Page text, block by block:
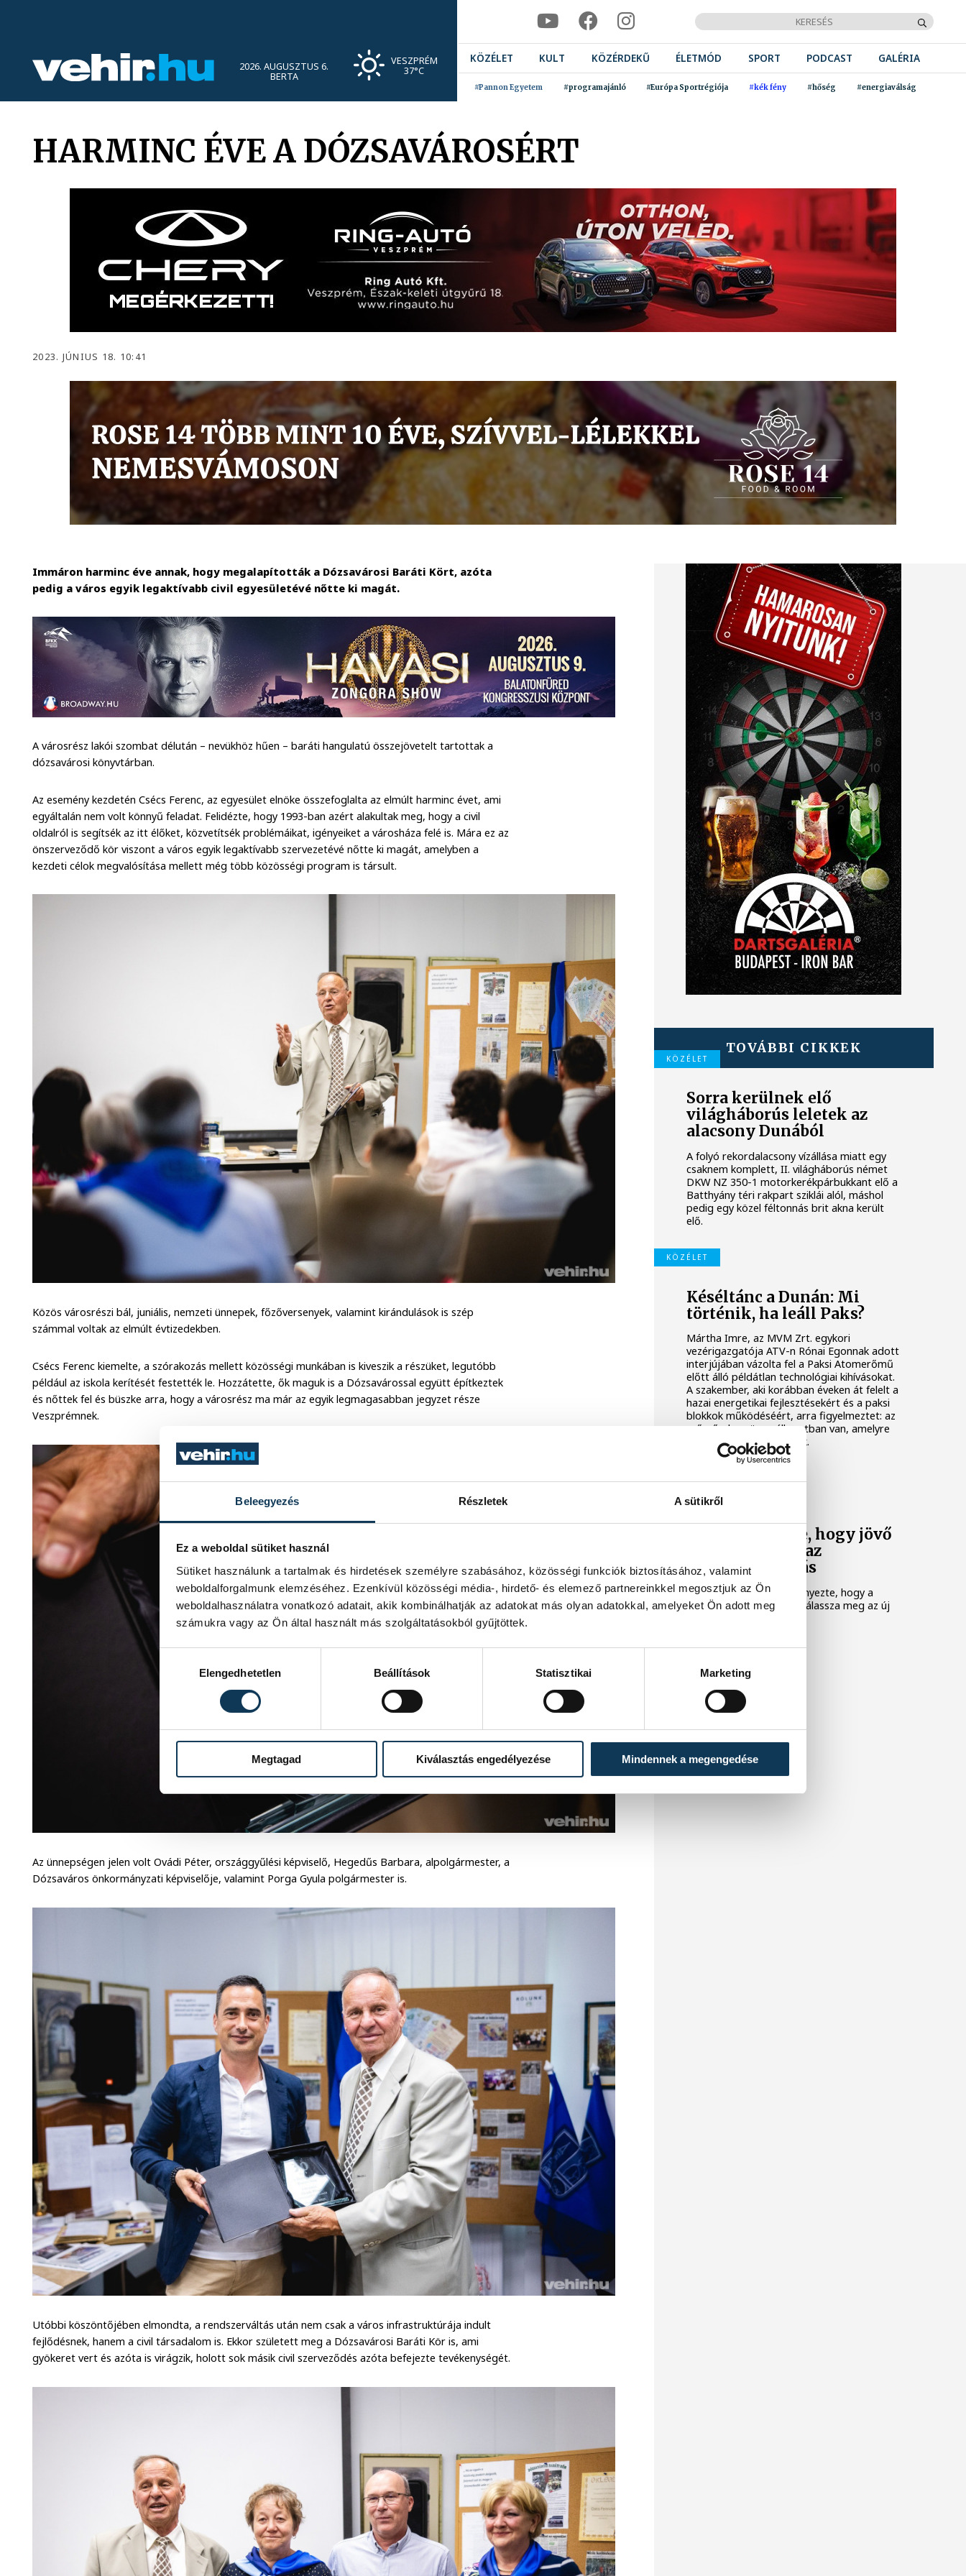
Beleegyezés Részletek A sütikről
Ez a weboldal sütiket használ
Sütiket használunk a tartalmak és hirdetések személyre szabásához, közösségi funkciók biztosításához, valamint
weboldalforgalmunk elemzéséhez. Ezenkívül közösségi média-, hirdető- és elemező partnereinkkel megosztjuk az Ön
weboldalhasználatra vonatkozó adatait, akik kombinálhatják az adatokat más olyan adatokkal, amelyeket Ön adott meg
számukra vagy az Ön által használt más szolgáltatásokból gyűjtöttek.
Elengedhetetlen
Beállítások Statisztikai Marketing
Megtagad Kiválasztás engedélyezése Mindennek a megengedése
2026. AUGUSZTUS 6.
BERTA
VESZPRÉM
37°C
KÖZÉLET KULT KÖZÉRDEKŰ ÉLETMÓD SPORT PODCAST GALÉRIA
#Pannon Egyetem #programajánló #Európa Sportrégiója #kék fény #hőség #energiaválság
HARMINC ÉVE A DÓZSAVÁROSÉRT
2023. JÚNIUS 18. 10:41
Immáron harminc éve annak, hogy megalapították a Dózsavárosi Baráti Kört, azóta
pedig a város egyik legaktívabb civil egyesületévé nőtte ki magát.
A városrész lakói szombat délután – nevükhöz hűen – baráti hangulatú összejövetelt tartottak a
dózsavárosi könyvtárban.
Az esemény kezdetén Csécs Ferenc, az egyesület elnöke összefoglalta az elmúlt harminc évet, ami
egyáltalán nem volt könnyű feladat. Felidézte, hogy 1993-ban azért alakultak meg, hogy a civil
oldalról is segítsék az itt élőket, közvetítsék problémáikat, igényeiket a városháza felé is. Mára ez az
önszerveződő kör viszont a város egyik legaktívabb szervezetévé nőtte ki magát, amelyben a
kezdeti célok megvalósítása mellett még több közösségi program is társult.
Közös városrészi bál, juniális, nemzeti ünnepek, főzőversenyek, valamint kirándulások is szép
számmal voltak az elmúlt évtizedekben.
Csécs Ferenc kiemelte, a szórakozás mellett közösségi munkában is kiveszik a részüket, legutóbb
például az iskola kerítését festették le. Hozzátette, ők maguk is a Dózsavárossal együtt építkeztek
és nőttek fel és büszke arra, hogy a városrész ma már az egyik legmagasabban jegyzet része
Veszprémnek.
Az ünnepségen jelen volt Ovádi Péter, országgyűlési képviselő, Hegedűs Barbara, alpolgármester, a
Dózsaváros önkormányzati képviselője, valamint Porga Gyula polgármester is.
Utóbbi köszöntőjében elmondta, a rendszerváltás után nem csak a város infrastruktúrája indult
fejlődésnek, hanem a civil társadalom is. Ekkor született meg a Dózsavárosi Baráti Kör is, ami
gyökeret vert és azóta is virágzik, holott sok másik civil szerveződés azóta befejezte tevékenységét.
TOVÁBBI CIKKEK
KÖZÉLET
Sorra kerülnek elő
világháborús leletek az
alacsony Dunából
A folyó rekordalacsony vízállása miatt egy
csaknem komplett, II. világháborús német
DKW NZ 350-1 motorkerékpárbukkant elő a
Batthyány téri rakpart sziklái alól, máshol
pedig egy közel féltonnás brit akna került
elő.
KÖZÉLET
Késéltánc a Dunán: Mi
történik, ha leáll Paks?
Mártha Imre, az MVM Zrt. egykori
vezérigazgatója ATV-n Rónai Egonnak adott
interjújában vázolta fel a Paksi Atomerőmű
előtt álló példátlan technológiai kihívásokat.
A szakember, aki korábban éveken át felelt a
hazai energetikai fejlesztésekért és a paksi
blokkok működéséért, arra figyelmeztet: az
erőmű olyan üzemállapotban van, amelyre
eredetileg nem tervezték.
A Tisza-frakció
kezdeményezte, hogy jövő
kedden legyen az
államfőválasztás
A Tisza-frakció kezdeményezte, hogy a
parlament jövő kedden válassza meg az új